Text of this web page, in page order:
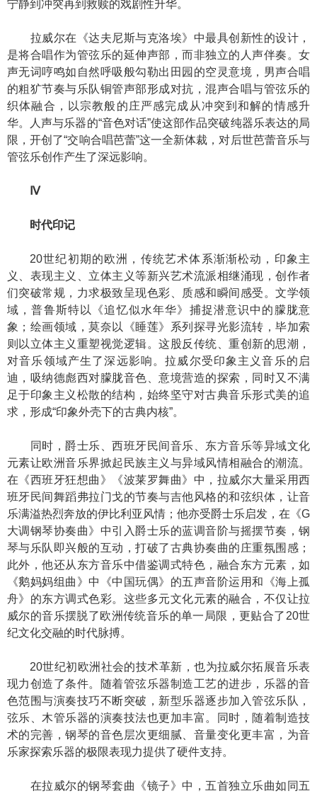
宁静到冲突再到救赎的戏剧性升华。
拉威尔在《达夫尼斯与克洛埃》中最具创新性的设计，
是将合唱作为管弦乐的延伸声部，而非独立的人声伴奏。女
声无词哼鸣如自然呼吸般勾勒出田园的空灵意境，男声合唱
的粗犷节奏与乐队铜管声部形成对抗，混声合唱与管弦乐的
织体融合，以宗教般的庄严感完成从冲突到和解的情感升
华。人声与乐器的“音色对话”使这部作品突破纯器乐表达的局
限，开创了“交响合唱芭蕾”这一全新体裁，对后世芭蕾音乐与
管弦乐创作产生了深远影响。
Ⅳ
时代印记
20世纪初期的欧洲，传统艺术体系渐渐松动，印象主
义、表现主义、立体主义等新兴艺术流派相继涌现，创作者
们突破常规，力求极致呈现色彩、质感和瞬间感受。文学领
域，普鲁斯特以《追忆似水年华》捕捉潜意识中的朦胧意
象；绘画领域，莫奈以《睡莲》系列探寻光影流转，毕加索
则以立体主义重塑视觉逻辑。这股反传统、重创新的思潮，
对音乐领域产生了深远影响。拉威尔受印象主义音乐的启
迪，吸纳德彪西对朦胧音色、意境营造的探索，同时又不满
足于印象主义松散的结构，始终坚守对古典音乐形式美的追
求，形成“印象外壳下的古典内核”。
同时，爵士乐、西班牙民间音乐、东方音乐等异域文化
元素让欧洲音乐界掀起民族主义与异域风情相融合的潮流。
在《西班牙狂想曲》《波莱罗舞曲》中，拉威尔大量采用西
班牙民间舞蹈弗拉门戈的节奏与吉他风格的和弦织体，让音
乐满溢热烈奔放的伊比利亚风情；他亦受爵士乐启发，在《G
大调钢琴协奏曲》中引入爵士乐的蓝调音阶与摇摆节奏，钢
琴与乐队即兴般的互动，打破了古典协奏曲的庄重氛围感；
此外，他还从东方音乐中借鉴调式特色，融合东方元素，如
《鹅妈妈组曲》中《中国玩偶》的五声音阶运用和《海上孤
舟》的东方调式色彩。这些多元文化元素的融合，不仅让拉
威尔的音乐摆脱了欧洲传统音乐的单一局限，更贴合了20世
纪文化交融的时代脉搏。
20世纪初欧洲社会的技术革新，也为拉威尔拓展音乐表
现力创造了条件。随着管弦乐器制造工艺的进步，乐器的音
色范围与演奏技巧不断突破，新型乐器逐步加入管弦乐队，
弦乐、木管乐器的演奏技法也更加丰富。同时，随着制造技
术的完善，钢琴的音色层次更细腻、音量变化更丰富，为音
乐家探索乐器的极限表现力提供了硬件支持。
在拉威尔的钢琴套曲《镜子》中，五首独立乐曲如同五